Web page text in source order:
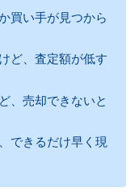
買い手が見つから
ど、査定額が低す
、売却できないと
できるだけ早く現